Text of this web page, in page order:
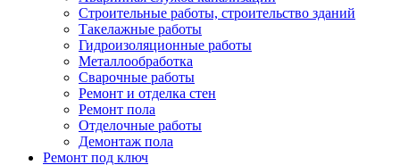
Строительные работы, строительство зданий
Такелажные работы
Гидроизоляционные работы
Металлообработка
Сварочные работы
Ремонт и отделка стен
Ремонт пола
Отделочные работы
Демонтаж пола
Ремонт под ключ